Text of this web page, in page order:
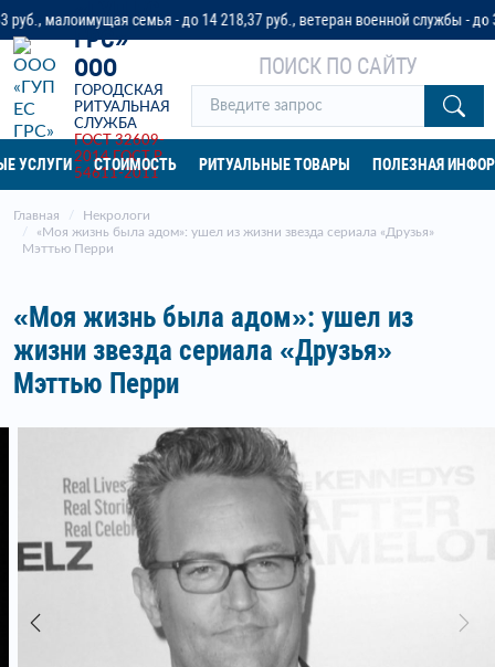
семья - до 14 218,37 руб., ветеран военной службы - до 32 042
«ГУП ЕС
ГРС»
ООО
ГОРОДСКАЯ
РИТУАЛЬНАЯ
СЛУЖБА
ГОСТ 32609-
2014 ГОСТ Р
54611-2011
ПОИСК ПО САЙТУ
УСЛУГИ СТОИМОСТЬ РИТУАЛЬНЫЕ ТОВАРЫ ПОЛЕЗНАЯ
Главная
Некрологи
«Моя жизнь была адом»: ушел из жизни звезда сериала «Друзья»
Мэттью Перри
«Моя жизнь была адом»: ушел из
жизни звезда сериала «Друзья»
Мэттью Перри